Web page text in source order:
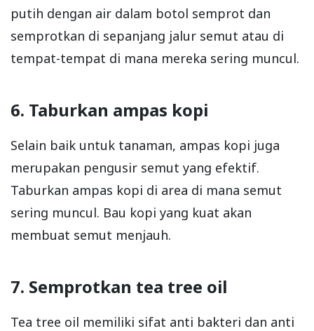
putih dengan air dalam botol semprot dan
semprotkan di sepanjang jalur semut atau di
tempat-tempat di mana mereka sering muncul.
6. Taburkan ampas kopi
Selain baik untuk tanaman, ampas kopi juga
merupakan pengusir semut yang efektif.
Taburkan ampas kopi di area di mana semut
sering muncul. Bau kopi yang kuat akan
membuat semut menjauh.
7. Semprotkan tea tree oil
Tea tree oil memiliki sifat anti bakteri dan anti